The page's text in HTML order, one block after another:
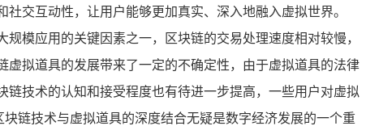
交互动性，让用户能够更加真实、深入地融入虚拟世界。
模应用的关键因素之一，区块链的交易处理速度相对较慢，
拟道具的发展带来了一定的不确定性，由于虚拟道具的法律
技术的认知和接受程度也有待进一步提高，一些用户对虚拟
链技术与虚拟道具的深度结合无疑是数字经济发展的一个重